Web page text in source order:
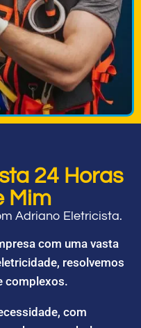
24 Horas
Mim
Adriano Eletricista.
com uma vasta
resolvemos
complexos.
com